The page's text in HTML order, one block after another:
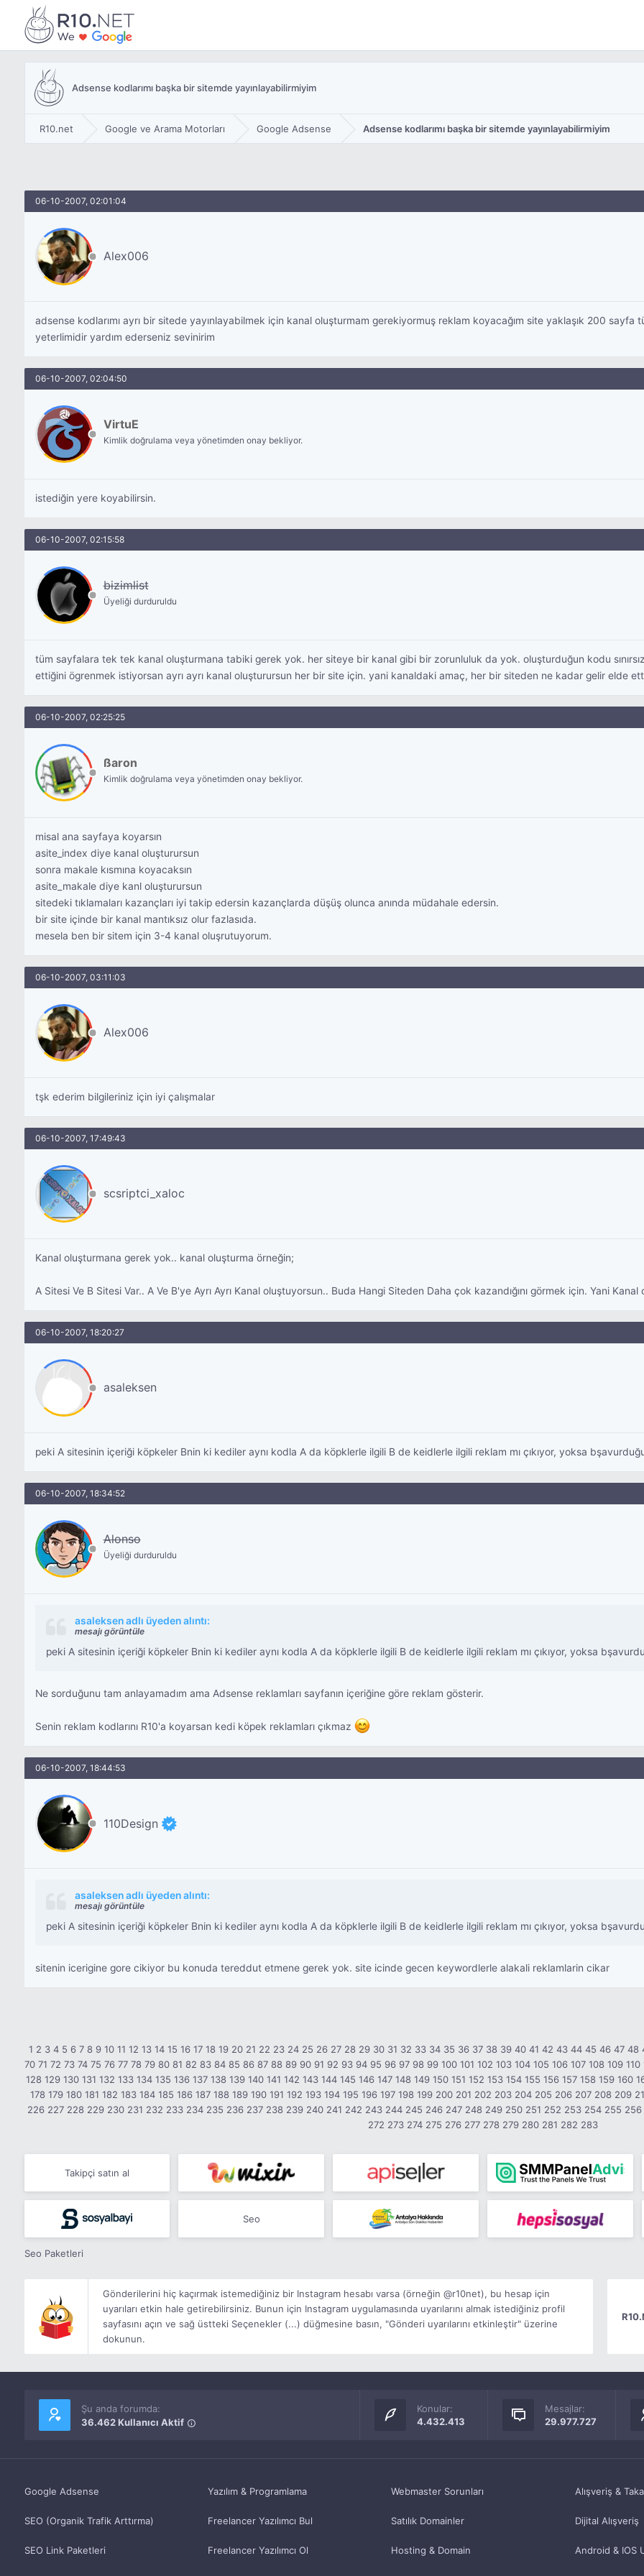
Adsense kodlarımı başka bir sitemde yayınlayabilirmiyim
R10.net Google ve Arama Motorları Google Adsense Adsense kodlarımı başka bir sitemde yayınlayabilirmiyim
06-10-2007, 02:01:04
Alex006
adsense kodlarımı ayrı bir sitede yayınlayabilmek için kanal oluşturmam gerekiyormuş reklam koyacağım site yaklaşık 200
yeterlimidir yardım ederseniz sevinirim
06-10-2007, 02:04:50
VirtuE
Kimlik doğrulama veya yönetimden onay bekliyor.
istediğin yere koyabilirsin.
06-10-2007, 02:15:58
bizimlist
Üyeliği durduruldu
tüm sayfalara tek tek kanal oluşturmana tabiki gerek yok. her siteye bir kanal gibi bir zorunluluk da yok. oluşturduğun kodu
ettiğini ögrenmek istiyorsan ayrı ayrı kanal oluşturursun her bir site için. yani kanaldaki amaç, her bir siteden ne kadar gelir elde
06-10-2007, 02:25:25
ßaron
Kimlik doğrulama veya yönetimden onay bekliyor.
misal ana sayfaya koyarsın
asite_index diye kanal oluşturursun
sonra makale kısmına koyacaksın
asite_makale diye kanl oluşturursun
sitedeki tıklamaları kazançları iyi takip edersin kazançlarda düşüş olunca anında müdahale edersin.
bir site içinde bir kanal mantıksız olur fazlasıda.
mesela ben bir sitem için 3-4 kanal oluşrutuyorum.
06-10-2007, 03:11:03
Alex006
tşk ederim bilgileriniz için iyi çalışmalar
06-10-2007, 17:49:43
scsriptci_xaloc
Kanal oluşturmana gerek yok.. kanal oluşturma örneğin;
A Sitesi Ve B Sitesi Var.. A Ve B'ye Ayrı Ayrı Kanal oluştuyorsun.. Buda Hangi Siteden Daha çok kazandığını görmek için. Yani
06-10-2007, 18:20:27
asaleksen
peki A sitesinin içeriği köpkeler Bnin ki kediler aynı kodla A da köpklerle ilgili B de keidlerle ilgili reklam mı çıkıyor, yoksa
06-10-2007, 18:34:52
Alonso
Üyeliği durduruldu
asaleksen adlı üyeden alıntı:
mesajı görüntüle
peki A sitesinin içeriği köpkeler Bnin ki kediler aynı kodla A da köpklerle ilgili B de keidlerle ilgili reklam mı çıkıyor, yoksa
Ne sorduğunu tam anlayamadım ama Adsense reklamları sayfanın içeriğine göre reklam gösterir.
Senin reklam kodlarını R10'a koyarsan kedi köpek reklamları çıkmaz
06-10-2007, 18:44:53
110Design
asaleksen adlı üyeden alıntı:
mesajı görüntüle
peki A sitesinin içeriği köpkeler Bnin ki kediler aynı kodla A da köpklerle ilgili B de keidlerle ilgili reklam mı çıkıyor, yoksa
sitenin icerigine gore cikiyor bu konuda tereddut etmene gerek yok. site icinde gecen keywordlerle alakali reklamlarin cikar
1 2 3 4 5 6 7 8 9 10 11 12 13 14 15 16 17 18 19 20 21 22 23 24 25 26 27 28 29 30 31 32 33 34 35 36 37 38 39 40 41 42 43 44 45 46 47 48
70 71 72 73 74 75 76 77 78 79 80 81 82 83 84 85 86 87 88 89 90 91 92 93 94 95 96 97 98 99 100 101 102 103 104 105 106 107 108 109 110
128 129 130 131 132 133 134 135 136 137 138 139 140 141 142 143 144 145 146 147 148 149 150 151 152 153 154 155 156 157 158 159 160
178 179 180 181 182 183 184 185 186 187 188 189 190 191 192 193 194 195 196 197 198 199 200 201 202 203 204 205 206 207 208 209
226 227 228 229 230 231 232 233 234 235 236 237 238 239 240 241 242 243 244 245 246 247 248 249 250 251 252 253 254 255 256
272 273 274 275 276 277 278 279 280 281 282 283
Takipçi satın al
Seo
Seo Paketleri
Gönderilerini hiç kaçırmak istemediğiniz bir Instagram hesabı varsa (örneğin @r10net), bu hesap için
uyarıları etkin hale getirebilirsiniz. Bunun için Instagram uygulamasında uyarılarını almak istediğiniz profil
sayfasını açın ve sağ üstteki Seçenekler (...) düğmesine basın, "Gönderi uyarılarını etkinleştir" üzerine
dokunun.
Şu anda forumda:
36.462 Kullanıcı Aktif
Konular:
4.432.413
Mesajlar:
29.977.727
Google Adsense
SEO (Organik Trafik Arttırma)
SEO Link Paketleri
Yazılım & Programlama
Freelancer Yazılımcı Bul
Freelancer Yazılımcı Ol
Webmaster Sorunları
Satılık Domainler
Hosting & Domain
Alışveriş &
Dijital Alışveriş
Android & IOS